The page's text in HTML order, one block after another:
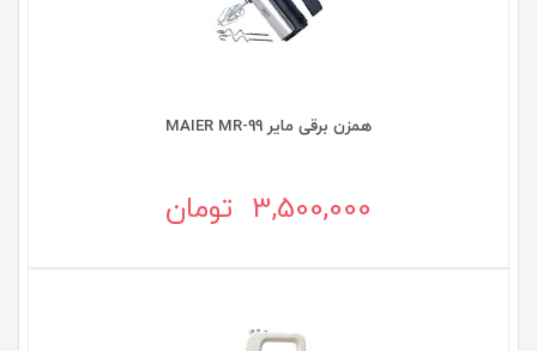
همزن برقی مایر MAIER MR-99
3,500,000 تومان